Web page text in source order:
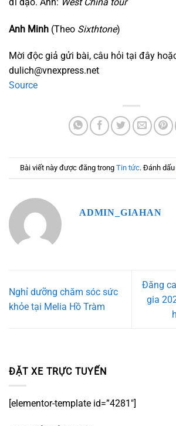
Anh Minh (Theo Sixthtone)
Mời độc giả gửi bài, câu hỏi tại đây
dulich@vnexpress.net
Source
Bài viết này được đăng trong Tin tức. Đánh dấu
ADMIN_GIAHAN
Nghỉ dưỡng chăm sóc sức
khỏe tại Melia Hồ Tràm
Đăng
gia
ĐẶT XE TRỰC TUYẾN
[elementor-template id=”4281″]